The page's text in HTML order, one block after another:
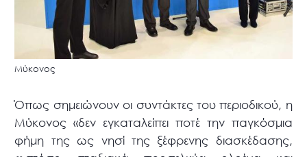
Μύκονος
Όπως σημειώνουν οι συντάκτες του περιοδικού, η
Μύκονος «δεν εγκαταλείπει ποτέ την παγκόσμια
φήμη της ως νησί της ξέφρενης διασκέδασης,